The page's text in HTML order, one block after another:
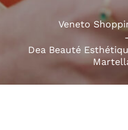
Veneto
Dea Beauté